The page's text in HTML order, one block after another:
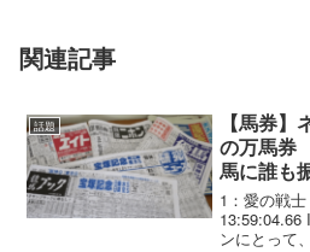
関連記事
話題
【馬券
の万馬券
馬に誰も
1：愛の戦
13:59:04.66
ンにとって